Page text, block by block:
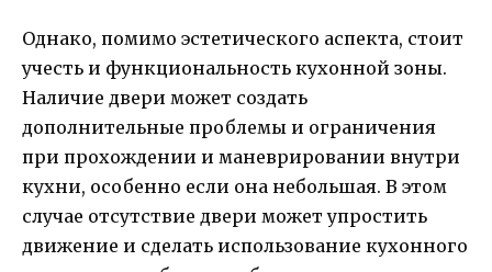
Однако, помимо эстетического аспекта, стоит
учесть и функциональность кухонной зоны.
Наличие двери может создать
дополнительные проблемы и ограничения
при прохождении и маневрировании внутри
кухни, особенно если она небольшая. В этом
случае отсутствие двери может упростить
движение и сделать использование кухонного